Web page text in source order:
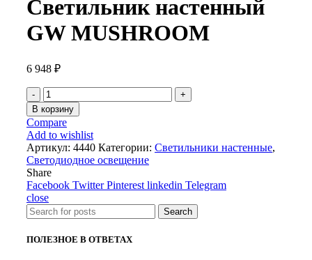
Светильник настенный
GW MUSHROOM
6 948 ₽
Количество
товара
Светильник
настенный
GW
MUSHROOM
В корзину
Compare
Add to wishlist
Артикул: 4440 Категории: Светильники настенные,
Светодиодное освещение
Share
Facebook Twitter Pinterest linkedin Telegram
close
Search
ПОЛЕЗНОЕ В ОТВЕТАХ